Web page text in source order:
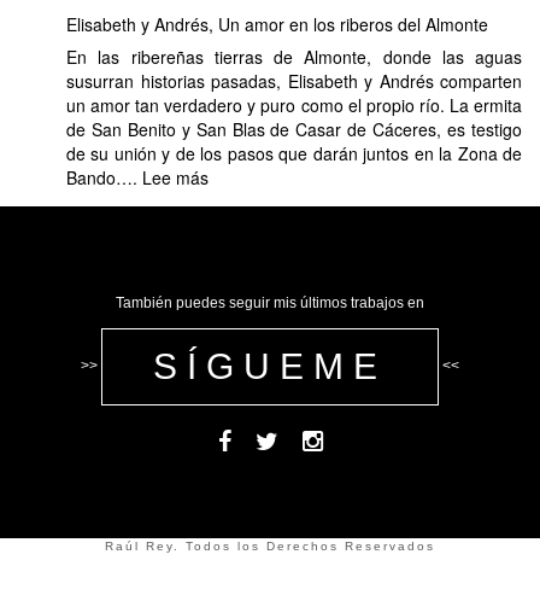
Elisabeth y Andrés, Un amor en los riberos del Almonte
En las ribereñas tierras de Almonte, donde las aguas
susurran historias pasadas, Elisabeth y Andrés comparten
un amor tan verdadero y puro como el propio río. La ermita
de San Benito y San Blas de Casar de Cáceres, es testigo
de su unión y de los pasos que darán juntos en la Zona de
Bando…. Lee más:
amor
riberos
También puedes seguir mis últimos trabajos en
>> SÍGUEME <<
Raúl Rey. Todos los Derechos Reservados